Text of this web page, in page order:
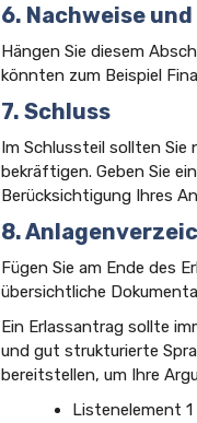
6. Nachweise
Hängen Sie diesem
könnten zum Beispiel
7. Schluss
Im Schlussteil sollten Sie
bekräftigen. Geben Sie
Berücksichtigung Ihres
8.
Fügen Sie am Ende des
übersichtliche
Ein Erlassantrag sollte
und gut strukturierte
bereitstellen, um Ihre
Listenelement 1